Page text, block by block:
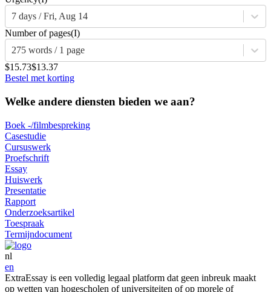
7 days / Fri, Aug 14
Number of pages(I)
275 words / 1 page
$15.73$13.37
Bestel met korting
Welke andere diensten bieden we aan?
Boek -/filmbespreking
Casestudie
Cursuswerk
Proefschrift
Essay
Huiswerk
Presentatie
Rapport
Onderzoeksartikel
Toespraak
Termijndocument
nl
en
ExtraEssay is een volledig legaal platform dat geen inbreuk maakt
op wetten van hogescholen of universiteiten of op morele of